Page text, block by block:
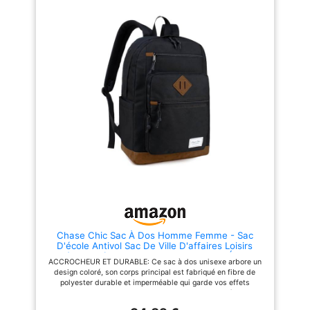
DÉCHIRURES DE QUALITÉ
SUPÉRIEURE Fabriqué en
matériau 900D imperméable
durable, ce sac à dos tactique
offre une protection supérieure
contre l'eau et l'humidité,
gardant vos affaires au sec par
temps imprévisible. La base
renforcée avec double couche
de revêtement PU augmente sa
résistance à la déchirure et à
l'usure, en faisant le compagnon
parfait pour les aventures
extérieures difficiles ou une
compartiments principaux, une
ordinateur portable, des poches
intérieures sécurisées et des
sac à dos maintient votre
équipement bien rangé et
facilement accessible. Peut
principal pour documents A4,
livres et essentiels + poche
frontale pour accès rapide
TAILLE IDÉALE & LÉGER :
Dimensions compactes (40 x
30 x 18 cm) offrant un parfait
équilibre entre volume et
portabilité
Chase Chic Sac À Dos Homme Femme - Sac
D'école Antivol Sac De Ville D'affaires Loisirs
Résistant à L'eau Pour College Travail École
Voyage Adolescent étudiants 18,8L Noir
ACCROCHEUR ET DURABLE: Ce sac à dos unisexe arbore un
design coloré, son corps principal est fabriqué en fibre de
polyester durable et imperméable qui garde vos effets